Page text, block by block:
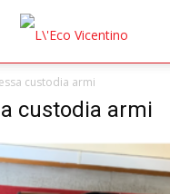
custodia armi
custodia armi